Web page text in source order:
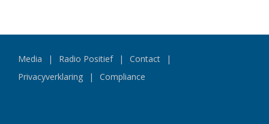
Media Radio Positief
Contact
Privacyverklaring
Compliance